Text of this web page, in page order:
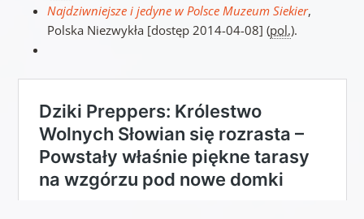
Najdziwniejsze i jedyne w Polsce Muzeum Siekier,
Polska Niezwykła [dostęp 2014-04-08] (pol.).